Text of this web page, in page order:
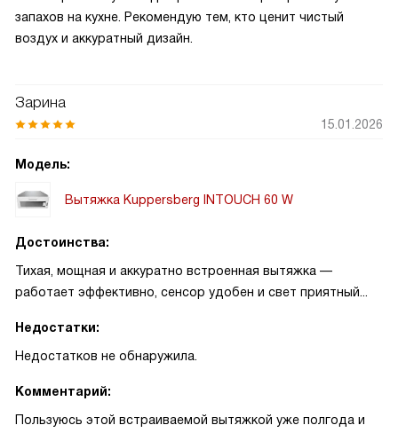
запахов на кухне. Рекомендую тем, кто ценит чистый
воздух и аккуратный дизайн.
Зарина
15.01.2026
Модель:
Вытяжка Kuppersberg INTOUCH 60 W
Достоинства:
Тихая, мощная и аккуратно встроенная вытяжка —
работает эффективно, сенсор удобен и свет приятный...
Недостатки:
Недостатков не обнаружила.
Комментарий:
Пользуюсь этой встраиваемой вытяжкой уже полгода и